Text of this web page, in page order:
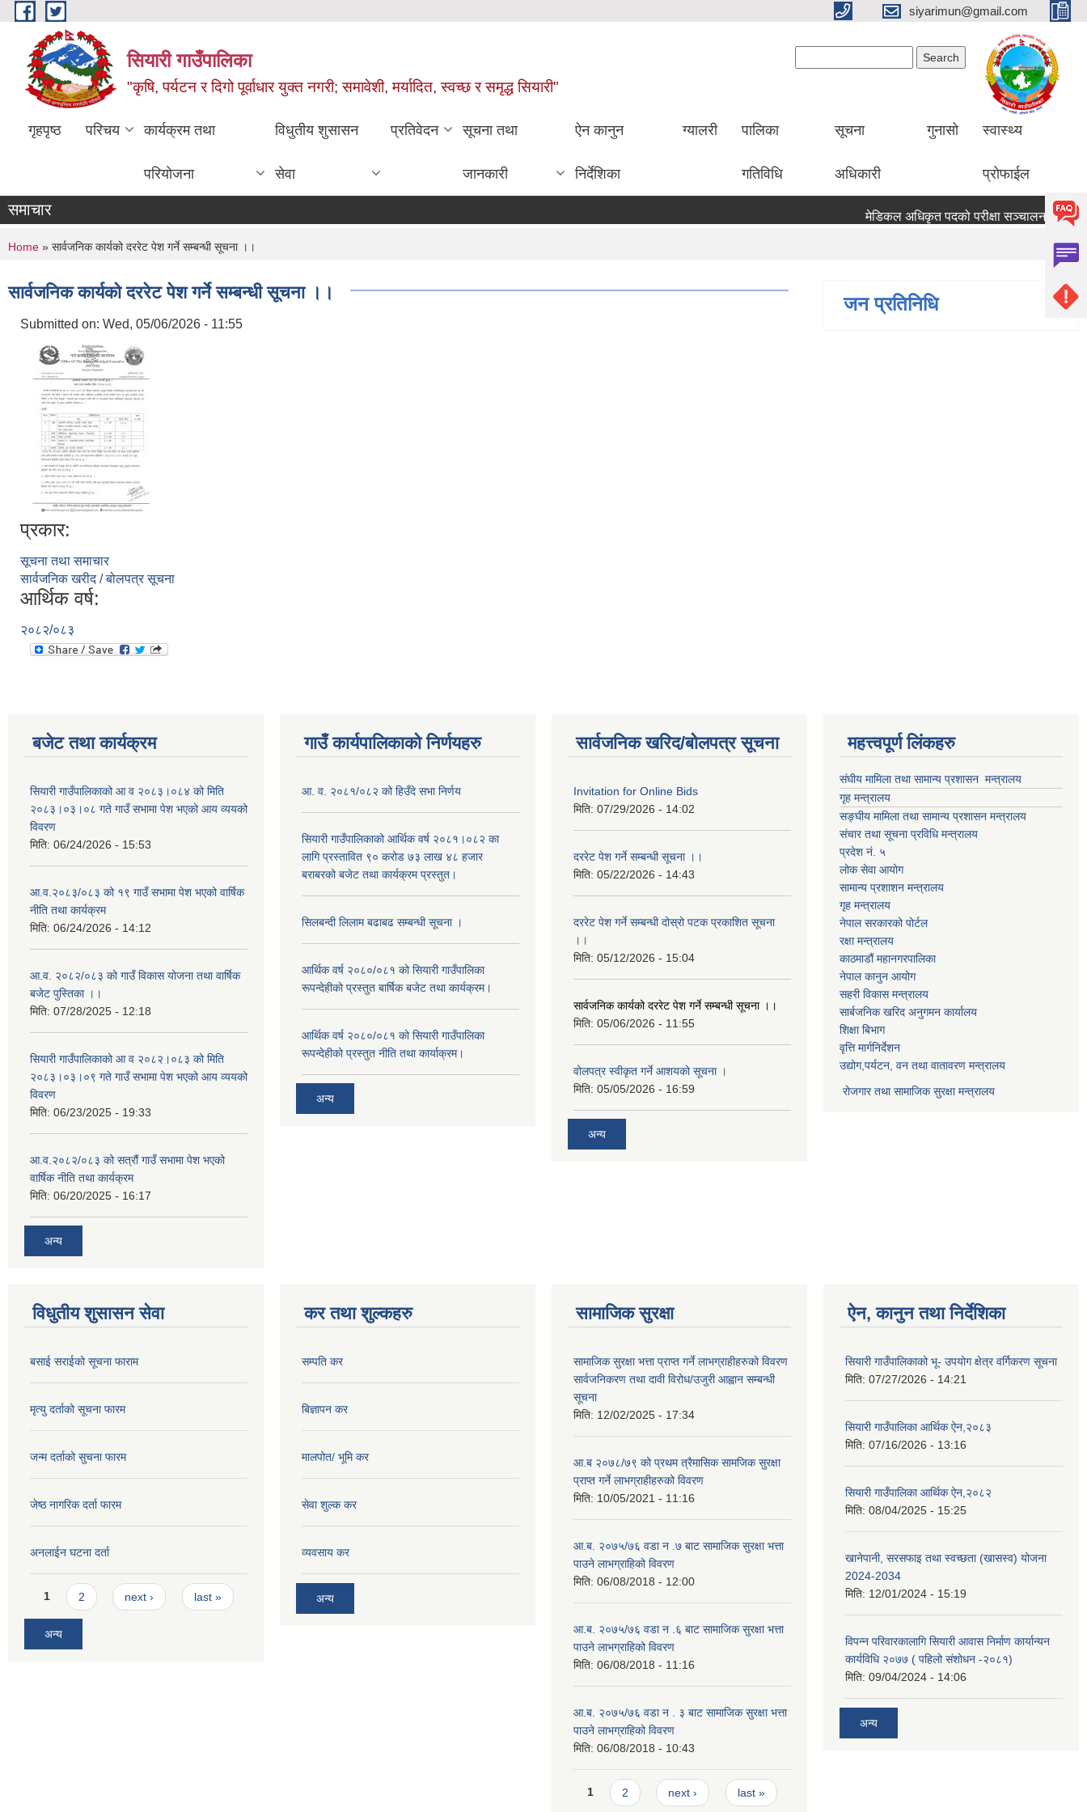
Skip to main content siyarimun@gmail.com
सियारी गाउँपालिका
"कृषि, पर्यटन र दिगो पूर्वाधार युक्त नगरी; समावेशी, मर्यादित, स्वच्छ र समृद्ध सियारी"
गृहपृष्ठ परिचय कार्यक्रम तथा
परियोजना
विधुतीय शुसासन
सेवा
प्रतिवेदन सूचना तथा
जानकारी
ऐन कानुन
निर्देशिका
ग्यालरी पालिका
गतिविधि
सूचना
अधिकारी
गुनासो स्वास्थ्य
प्रोफाईल
समाचार मेडिकल अधिकृत पदको परीक्षा सञ्चालन सम्बन्धी सूचना
You are here
Home » सार्वजनिक कार्यको दररेट पेश गर्ने सम्बन्धी सूचना ।।
सार्वजनिक कार्यको दररेट पेश गर्ने सम्बन्धी सूचना ।।
Submitted on: Wed, 05/06/2026 - 11:55
प्रकार:
सूचना तथा समाचार
सार्वजनिक खरीद / बोलपत्र सूचना
आर्थिक वर्ष:
२०८२/०८३
जन प्रतिनिधि
बजेट तथा कार्यक्रम
सियारी गाउँपालिकाको आ व २०८३।०८४ को मिति
२०८३।०३।०८ गते गाउँ सभामा पेश भएको आय व्ययको
विवरण
मिति: 06/24/2026 - 15:53
आ.व.२०८३/०८३ को १९ गाउँ सभामा पेश भएको वार्षिक
नीति तथा कार्यक्रम
मिति: 06/24/2026 - 14:12
आ.व. २०८२/०८३ को गाउँ विकास योजना तथा वार्षिक
बजेट पुस्तिका ।।
मिति: 07/28/2025 - 12:18
सियारी गाउँपालिकाको आ व २०८२।०८३ को मिति
२०८३।०३।०९ गते गाउँ सभामा पेश भएको आय व्ययको
विवरण
मिति: 06/23/2025 - 19:33
आ.व.२०८२/०८३ को सत्रौं गाउँ सभामा पेश भएको
वार्षिक नीति तथा कार्यक्रम
मिति: 06/20/2025 - 16:17
अन्य
गाउँ कार्यपालिकाको निर्णयहरु
आ. व. २०८१/०८२ को हिउँदे सभा निर्णय
सियारी गाउँपालिकाको आर्थिक वर्ष २०८१।०८२ का
लागि प्रस्तावित ९० करोड ७३ लाख ४८ हजार
बराबरको बजेट तथा कार्यक्रम प्रस्तुत।
सिलबन्दी लिलाम बढाबढ सम्बन्धी सूचना ।
आर्थिक वर्ष २०८०/०८१ को सियारी गाउँपालिका
रूपन्देहीको प्रस्तुत बार्षिक बजेट तथा कार्यक्रम।
आर्थिक वर्ष २०८०/०८१ को सियारी गाउँपालिका
रूपन्देहीको प्रस्तुत नीति तथा कार्याक्रम।
अन्य
सार्वजनिक खरिद/बोलपत्र सूचना
Invitation for Online Bids
मिति: 07/29/2026 - 14:02
दररेट पेश गर्ने सम्बन्धी सूचना ।।
मिति: 05/22/2026 - 14:43
दररेट पेश गर्ने सम्बन्धी दोस्रो पटक प्रकाशित सूचना
।।
मिति: 05/12/2026 - 15:04
सार्वजनिक कार्यको दररेट पेश गर्ने सम्बन्धी सूचना ।।
मिति: 05/06/2026 - 11:55
वोलपत्र स्वीकृत गर्ने आशयको सूचना ।
मिति: 05/05/2026 - 16:59
अन्य
महत्त्वपूर्ण लिंकहरु
संघीय मामिला तथा सामान्य प्रशासन मन्त्रालय
गृह मन्त्रालय
सङ्घीय मामिला तथा सामान्य प्रशासन मन्त्रालय
संचार तथा सूचना प्रविधि मन्त्रालय
प्रदेश नं. ५
लोक सेवा आयोग
सामान्य प्रशाशन मन्त्रालय
गृह मन्त्रालय
नेपाल सरकारको पोर्टल
रक्षा मन्त्रालय
काठमाडौं महानगरपालिका
नेपाल कानुन आयोग
सहरी विकास मन्त्रालय
सार्बजनिक खरिद अनुगमन कार्यालय
शिक्षा बिभाग
वृत्ति मार्गनिर्देशन
उद्योग,पर्यटन, वन तथा वातावरण मन्त्रालय
रोजगार तथा सामाजिक सुरक्षा मन्त्रालय
विधुतीय शुसासन सेवा
बसाई सराईको सूचना फाराम
मृत्यु दर्ताको सूचना फारम
जन्म दर्ताको सुचना फारम
जेष्ठ नागरिक दर्ता फारम
अनलाईन घटना दर्ता
Pages
1 2 next › last »
अन्य
कर तथा शुल्कहरु
सम्पति कर
बिज्ञापन कर
मालपोत/ भूमि कर
सेवा शुल्क कर
व्यवसाय कर
अन्य
सामाजिक सुरक्षा
सामाजिक सुरक्षा भत्ता प्राप्त गर्ने लाभग्राहीहरुको विवरण
सार्वजनिकरण तथा दावी विरोध/उजुरी आह्वान सम्बन्धी
सूचना
मिति: 12/02/2025 - 17:34
आ.ब २०७८/७९ को प्रथम त्रैमासिक सामजिक सुरक्षा
प्राप्त गर्ने लाभग्राहीहरुको विवरण
मिति: 10/05/2021 - 11:16
आ.ब. २०७५/७६ वडा न .७ बाट सामाजिक सुरक्षा भत्ता
पाउने लाभग्राहिको विवरण
मिति: 06/08/2018 - 12:00
आ.ब. २०७५/७६ वडा न .६ बाट सामाजिक सुरक्षा भत्ता
पाउने लाभग्राहिको विवरण
मिति: 06/08/2018 - 11:16
आ.ब. २०७५/७६ वडा न . ३ बाट सामाजिक सुरक्षा भत्ता
पाउने लाभग्राहिको विवरण
मिति: 06/08/2018 - 10:43
Pages
1 2 next › last »
ऐन, कानुन तथा निर्देशिका
सियारी गाउँपालिकाको भू- उपयोग क्षेत्र वर्गिकरण सूचना
मिति: 07/27/2026 - 14:21
सियारी गाउँपालिका आर्थिक ऐन,२०८३
मिति: 07/16/2026 - 13:16
सियारी गाउँपालिका आर्थिक ऐन,२०८२
मिति: 08/04/2025 - 15:25
खानेपानी, सरसफाइ तथा स्वच्छता (खासस्व) योजना
2024-2034
मिति: 12/01/2024 - 15:19
विपन्न परिवारकालागि सियारी आवास निर्माण कार्यान्यन
कार्यविधि २०७७ ( पहिलो संशोधन -२०८१)
मिति: 09/04/2024 - 14:06
अन्य